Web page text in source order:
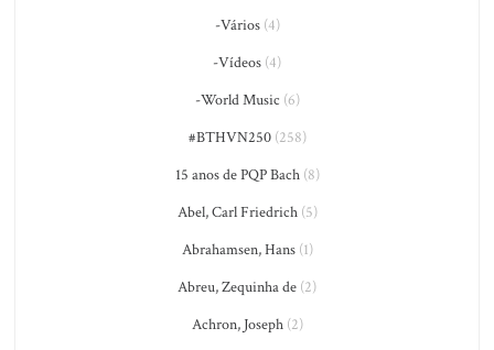
-Vários(4)
-Vídeos (4)
-World Music (6)
#BTHVN250(258)
15 anos de PQP Bach(8)
Abel, Carl Friedrich(5)
Abrahamsen, Hans(1)
Abreu, Zequinha de (2)
Achron, Joseph(2)